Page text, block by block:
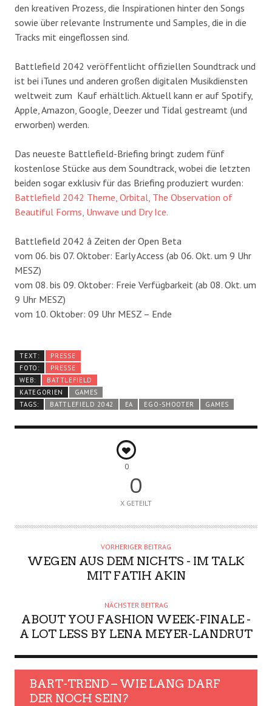
den kreativen Prozess, die Inspirationen hinter den Songs
sowie über relevante Instrumente und Samples, die in die
Tracks mit eingeflossen sind.
Battlefield 2042 veröffentlicht offiziellen Soundtrack und
ist bei iTunes und anderen großen digitalen Musikdiensten
weltweit zum Kauf erhältlich. Aktuell kann er auf Spotify,
Apple, Amazon, Google, Deezer und Tidal gestreamt (und
erworben) werden.
Das neueste Battlefield-Briefing bringt zudem fünf
kostenlose Stücke aus dem Soundtrack, wobei die letzten
beiden sogar exklusiv für das Briefing produziert wurden:
Battlefield 2042 Theme, Orbital, The Observation of
Beautiful Forms, Unwave und DryIce.
Battlefield 2042 â Zeiten der Open Beta
vom 06. bis 07. Oktober: Early Access (ab 06. Okt. um 9 Uhr
MESZ)
vom 08. bis 09. Oktober: Freie Verfügbarkeit (ab 08. Okt. um
9 Uhr MESZ)
vom 10. Oktober: 09 Uhr MESZ – Ende
TEXT:
PRESSE
FOTO:
PRESSE
WEB:
BATTLEFIELD
KATEGORIEN
GAMES
TAGS:
BATTLEFIELD 2042 EA EGO-SHOOTER GAMES
0
0
X GETEILT
VORHERIGER BEITRAG
WEGEN AUS DEM NICHTS - IM TALK
MIT FATIH AKIN
NÄCHSTER BEITRAG
ABOUT YOU FASHION WEEK-FINALE -
A LOT LESS BY LENA MEYER-LANDRUT
BART-TREND – WIE LANG DARF
DER NOCH SEIN?